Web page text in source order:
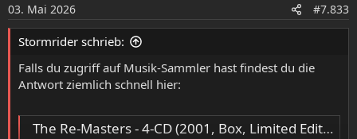
n
e
n
03. Mai 2026 #7.833
Stormrider schrieb:
Falls du zugriff auf Musik-Sammler hast findest du die
Antwort ziemlich schnell hier:
The Re-Masters - 4-CD (2001, Box, Limited Edition, Remastered) von Judas Priest